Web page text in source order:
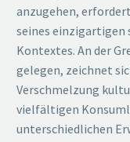
anzugehen,
seines
Kontextes. An der
gelegen, zeichnet
Verschmelzung
vielfältigen
unterschiedlichen